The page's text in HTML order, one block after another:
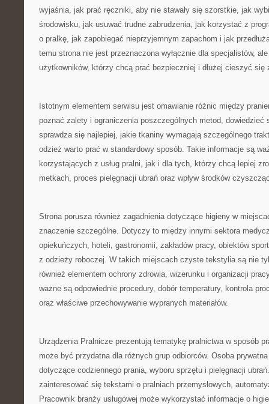
wyjaśnia, jak prać ręczniki, aby nie stawały się szorstkie, jak
środowisku, jak usuwać trudne zabrudzenia, jak korzystać z
o pralkę, jak zapobiegać nieprzyjemnym zapachom i jak
temu strona nie jest przeznaczona wyłącznie dla specjalistów,
użytkowników, którzy chcą prać bezpieczniej i dłużej cieszyć się
Istotnym elementem serwisu jest omawianie różnic między
poznać zalety i ograniczenia poszczególnych metod, dowiedzieć
sprawdza się najlepiej, jakie tkaniny wymagają szczególnego
odzież warto prać w standardowy sposób. Takie informacje są
korzystających z usług pralni, jak i dla tych, którzy chcą lepiej
metkach, proces pielęgnacji ubrań oraz wpływ środków
Strona porusza również zagadnienia dotyczące higieny w
znaczenie szczególne. Dotyczy to między innymi sektora
opiekuńczych, hoteli, gastronomii, zakładów pracy, obiektów
z odzieży roboczej. W takich miejscach czyste tekstylia są nie
również elementem ochrony zdrowia, wizerunku i organizacji
ważne są odpowiednie procedury, dobór temperatury, kontrola
oraz właściwe przechowywanie wypranych materiałów.
Urządzenia Pralnicze prezentują tematykę pralnictwa w sposób
może być przydatna dla różnych grup odbiorców. Osoba
dotyczące codziennego prania, wyboru sprzętu i pielęgnacji
zainteresować się tekstami o pralniach przemysłowych,
Pracownik branży usługowej może wykorzystać informacje o